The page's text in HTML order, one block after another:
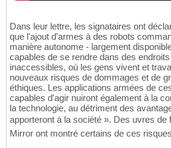
Dans leur lettre, les signataires ont
que l'ajout d'armes à des robots
manière autonome - largement
capables de se rendre dans des
inaccessibles, où les gens vivent et
nouveaux risques de dommages et de
éthiques. Les applications armées de
capables d'agir nuiront également à la
la technologie, au détriment des
apporteront à la société ». Des uvres
Mirror ont montré certains de ces